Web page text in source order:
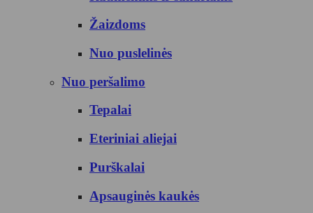
Žaizdoms
Nuo puslelinės
Nuo peršalimo
Tepalai
Eteriniai aliejai
Purškalai
Apsauginės kaukės